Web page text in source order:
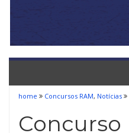
home Concursos RAM, Notícias
Concurso